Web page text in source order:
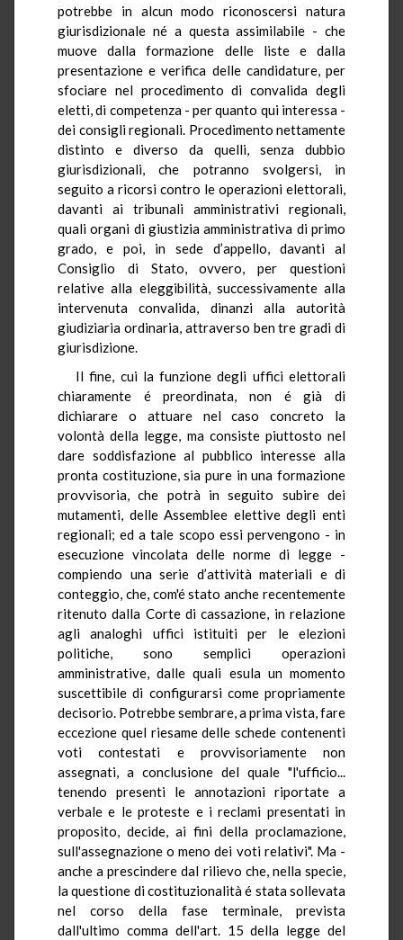
potrebbe in alcun modo riconoscersi natura
giurisdizionale né a questa assimilabile - che
muove dalla formazione delle liste e dalla
presentazione e verifica delle candidature, per
sfociare nel procedimento di convalida degli
eletti, di competenza - per quanto qui interessa -
dei consigli regionali. Procedimento nettamente
distinto e diverso da quelli, senza dubbio
giurisdizionali, che potranno svolgersi, in
seguito a ricorsi contro le operazioni elettorali,
davanti ai tribunali amministrativi regionali,
quali organi di giustizia amministrativa di primo
grado, e poi, in sede d’appello, davanti al
Consiglio di Stato, ovvero, per questioni
relative alla eleggibilità, successivamente alla
intervenuta convalida, dinanzi alla autorità
giudiziaria ordinaria, attraverso ben tre gradi di
giurisdizione.
Il fine, cui la funzione degli uffici elettorali
chiaramente é preordinata, non é già di
dichiarare o attuare nel caso concreto la
volontà della legge, ma consiste piuttosto nel
dare soddisfazione al pubblico interesse alla
pronta costituzione, sia pure in una formazione
provvisoria, che potrà in seguito subire dei
mutamenti, delle Assemblee elettive degli enti
regionali; ed a tale scopo essi pervengono - in
esecuzione vincolata delle norme di legge -
compiendo una serie d’attività materiali e di
conteggio, che, com'é stato anche recentemente
ritenuto dalla Corte di cassazione, in relazione
agli analoghi uffici istituiti per le elezioni
politiche, sono semplici operazioni
amministrative, dalle quali esula un momento
suscettibile di configurarsi come propriamente
decisorio. Potrebbe sembrare, a prima vista, fare
eccezione quel riesame delle schede contenenti
voti contestati e provvisoriamente non
assegnati, a conclusione del quale "l'ufficio...
tenendo presenti le annotazioni riportate a
verbale e le proteste e i reclami presentati in
proposito, decide, ai fini della proclamazione,
sull'assegnazione o meno dei voti relativi". Ma -
anche a prescindere dal rilievo che, nella specie,
la questione di costituzionalità é stata sollevata
nel corso della fase terminale, prevista
dall'ultimo comma dell'art. 15 della legge del